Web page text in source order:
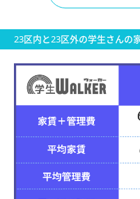
23区内と23区外の学生さんの